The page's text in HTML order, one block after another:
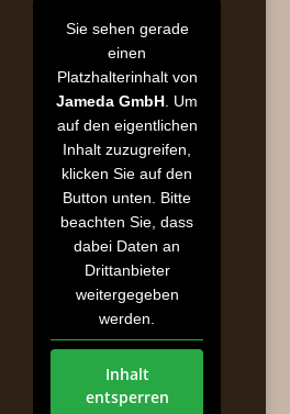
Sie sehen gerade
einen
Platzhalterinhalt von
Jameda GmbH . Um
auf den eigentlichen
Inhalt zuzugreifen,
klicken Sie auf den
Button unten. Bitte
beachten Sie, dass
dabei Daten an
Drittanbieter
weitergegeben
werden.
Inhalt
entsperren